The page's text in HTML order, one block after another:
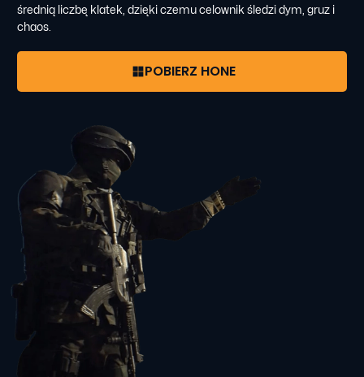
średnią liczbę klatek, dzięki czemu celownik śledzi dym, gruz i
chaos.
POBIERZ HONE